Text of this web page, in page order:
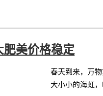
肥美价格稳定
春天到来，万
大小小的海虹